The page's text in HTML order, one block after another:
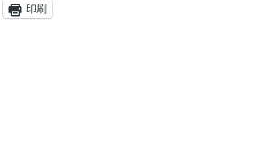
印刷